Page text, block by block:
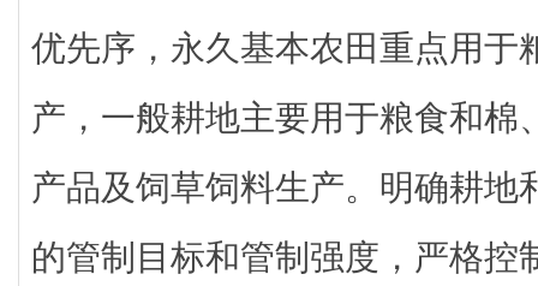
优先序，永久基本农田重点用于
产，一般耕地主要用于粮食和棉
产品及饲草饲料生产。明确耕地
的管制目标和管制强度，严格控